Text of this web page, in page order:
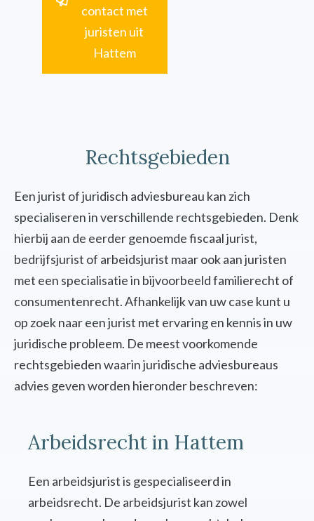
contact met
juristen uit
Hattem
Rechtsgebieden
Een jurist of juridisch adviesbureau kan zich
specialiseren in verschillende rechtsgebieden. Denk
hierbij aan de eerder genoemde fiscaal jurist,
bedrijfsjurist of arbeidsjurist maar ook aan juristen
met een specialisatie in bijvoorbeeld familierecht of
consumentenrecht. Afhankelijk van uw case kunt u
op zoek naar een jurist met ervaring en kennis in uw
juridische probleem. De meest voorkomende
rechtsgebieden waarin juridische adviesbureaus
advies geven worden hieronder beschreven:
Arbeidsrecht in Hattem
Een arbeidsjurist is gespecialiseerd in
arbeidsrecht. De arbeidsjurist kan zowel